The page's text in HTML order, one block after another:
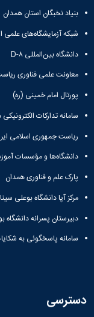
بنیاد نخبگان استان همدان
شبکه آزمایشگاه‌های علمی
دانشگاه بین‌المللی D-۸
معاونت علمی فناوری
پورتال امام خمینی (ره)
سامانه تدارکات
ریاست جمهوری اسلامی
دانشگاه‌ها و مؤسسات
پارک علم و فناوری همدان
مرکز آپا دانشگاه بوعلی سینا
دبیرستان پسرانه دانشگاه
سامانه پاسخگوئی به
دسترسی